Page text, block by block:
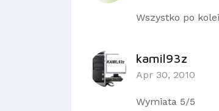
Wszystko po
kamil93z
Apr 30, 2010
Wymiata 5/5